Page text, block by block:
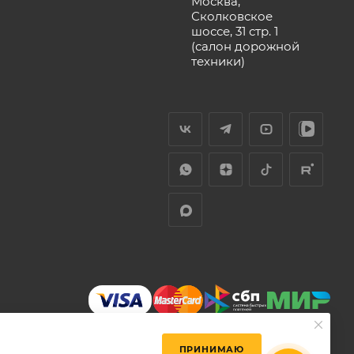
Сколковское
шоссе, 31 стр. 1
(салон дорожной
техники)
ПРИНИМАЮ